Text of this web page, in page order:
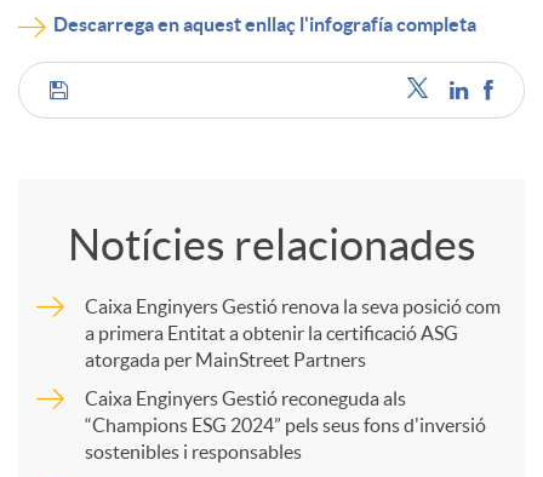
Descarrega en aquest enllaç l'infografía completa
C
Notícies relacionades
Caixa Enginyers Gestió renova la seva posició com
a primera Entitat a obtenir la certificació ASG
atorgada per MainStreet Partners
Caixa Enginyers Gestió reconeguda als
“Champions ESG 2024” pels seus fons d'inversió
sostenibles i responsables